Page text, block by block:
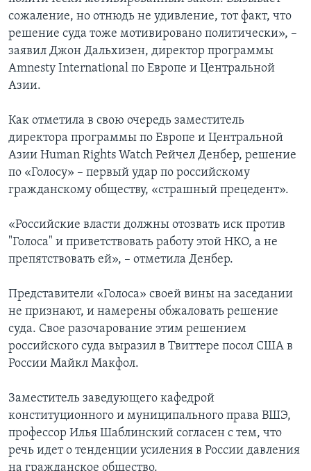
сожаление, но отнюдь не удивление, тот факт, что
решение суда тоже мотивировано политически», –
заявил Джон Дальхизен, директор программы
Amnesty International по Европе и Центральной
Азии.
Как отметила в свою очередь заместитель
директора программы по Европе и Центральной
Азии Human Rights Watch Рейчел Денбер, решение
по «Голосу» – первый удар по российскому
гражданскому обществу, «страшный прецедент».
«Российские власти должны отозвать иск против
"Голоса" и приветствовать работу этой НКО, а не
препятствовать ей», – отметила Денбер.
Представители «Голоса» своей вины на заседании
не признают, и намерены обжаловать решение
суда. Свое разочарование этим решением
российского суда выразил в Твиттере посол США в
России Майкл Макфол.
Заместитель заведующего кафедрой
конституционного и муниципального права ВШЭ,
профессор Илья Шаблинский согласен с тем, что
речь идет о тенденции усиления в России давления
на гражданское общество.